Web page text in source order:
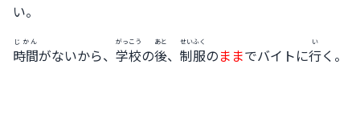
い。
時間
じかん
がないから、 学校
がっこう
の後
あと
、 制服
せいふく
のままでバイトに行
い
く。